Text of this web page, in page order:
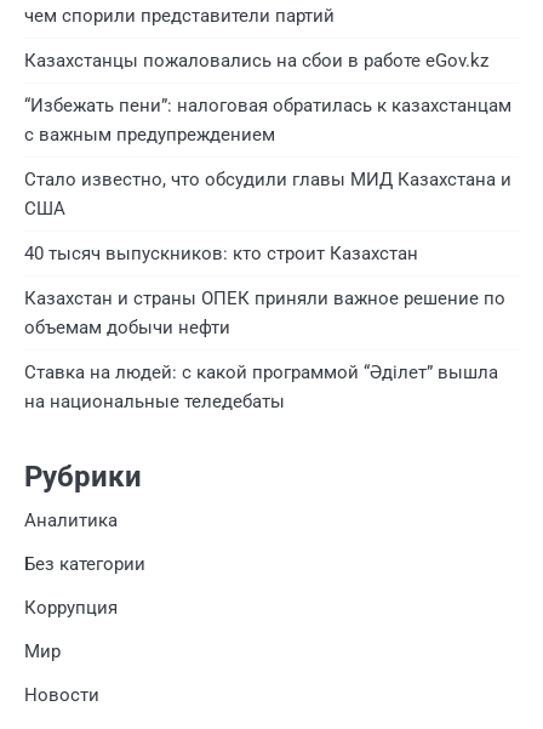
чем спорили представители партий
Казахстанцы пожаловались на сбои в работе eGov.kz
“Избежать пени”: налоговая обратилась к казахстанцам
с важным предупреждением
Стало известно, что обсудили главы МИД Казахстана и
США
40 тысяч выпускников: кто строит Казахстан
Казахстан и страны ОПЕК приняли важное решение по
объемам добычи нефти
Ставка на людей: с какой программой “Әділет” вышла
на национальные теледебаты
Рубрики
Аналитика
Без категории
Коррупция
Мир
Новости